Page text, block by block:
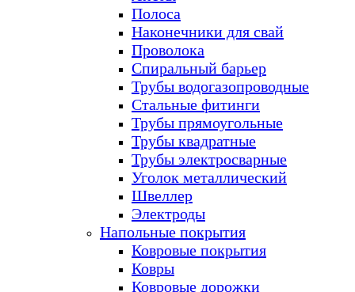
Полоса
Наконечники для свай
Проволока
Спиральный барьер
Трубы водогазопроводные
Стальные фитинги
Трубы прямоугольные
Трубы квадратные
Трубы электросварные
Уголок металлический
Швеллер
Электроды
Напольные покрытия
Ковровые покрытия
Ковры
Ковровые дорожки